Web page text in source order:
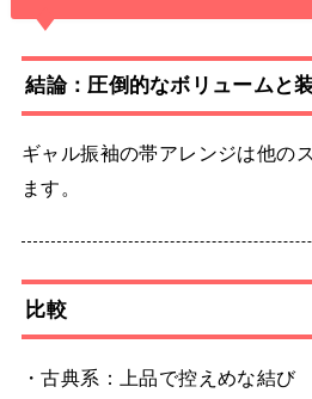
結論：圧倒的なボリュームと
ギャル振袖の帯アレンジは他の
ます。
比較
・古典系：上品で控えめな結び